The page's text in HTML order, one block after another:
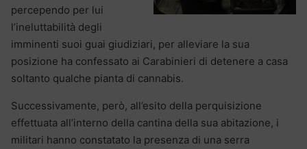
percependo per lui
l’ineluttabilità degli
imminenti suoi guai giudiziari, per alleviare la sua
posizione ha confessato ai Carabinieri di detenere a casa
soltanto qualche pianta di cannabis.
Successivamente, però, all’esito della perquisizione
effettuata all’interno della cantina della sua abitazione, i
militari hanno constatato la presenza di una serra